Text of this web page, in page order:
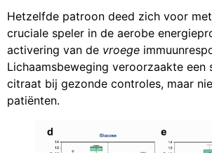
Hetzelfde patroon deed zich voor
cruciale speler in de aerobe
activering van de vroege
Lichaamsbeweging veroorzaakte een
citraat bij gezonde controles, maar
patiënten.